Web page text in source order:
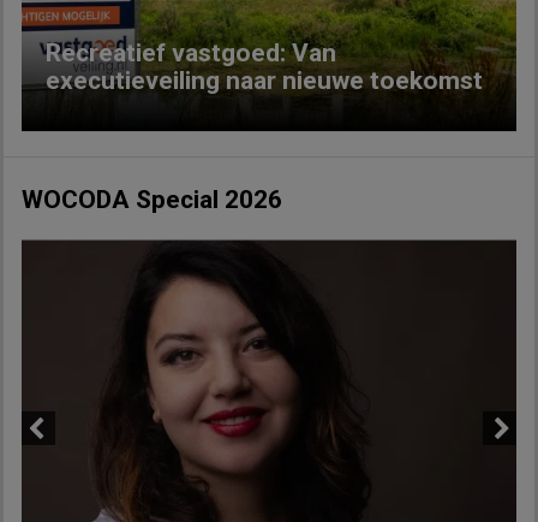
Recreatief vastgoed: Van
executieveiling naar nieuwe toekomst
WOCODA Special 2026